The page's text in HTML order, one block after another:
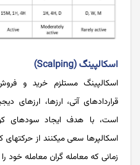
اسکالپینگ (Scalping)
اسکالپینگ مستلزم خرید و
قراردادهای آتی، ارزها، ارزهای
است، با هدف ایجاد سودهای
اسکالپرها سعی می­کنند از
زمانی که معامله گران معامله خود را